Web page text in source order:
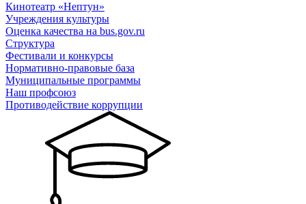
Кинотеатр «Нептун»
Учреждения культуры
Оценка качества на bus.gov.ru
Структура
Фестивали и конкурсы
Нормативно-правовые база
Муниципальные программы
Наш профсоюз
Противодействие коррупции